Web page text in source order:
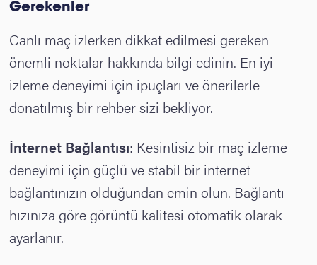
Gerekenler
Canlı maç izlerken dikkat edilmesi gereken
önemli noktalar hakkında bilgi edinin. En iyi
izleme deneyimi için ipuçları ve önerilerle
donatılmış bir rehber sizi bekliyor.
İnternet Bağlantısı: Kesintisiz bir maç izleme
deneyimi için güçlü ve stabil bir internet
bağlantınızın olduğundan emin olun. Bağlantı
hızınıza göre görüntü kalitesi otomatik olarak
ayarlanır.